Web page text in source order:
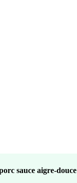
sauce aigre-douce